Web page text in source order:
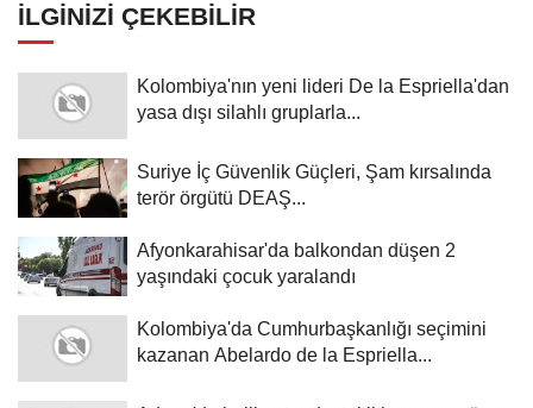
İLGINIZI ÇEKEBILIR
Kolombiya'nın yeni lideri De la Espriella'dan
yasa dışı silahlı gruplarla...
Suriye İç Güvenlik Güçleri, Şam kırsalında
terör örgütü DEAŞ...
Afyonkarahisar'da balkondan düşen 2
yaşındaki çocuk yaralandı
Kolombiya'da Cumhurbaşkanlığı seçimini
kazanan Abelardo de la Espriella...